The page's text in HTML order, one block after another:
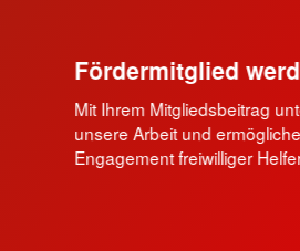
Fördermitglied
Mit Ihrem Mitgliedsbeitrag
unsere Arbeit und
Engagement freiwilliger